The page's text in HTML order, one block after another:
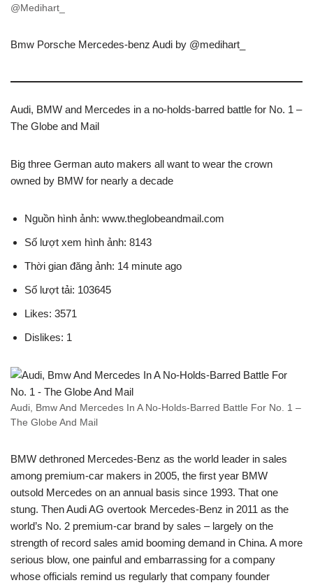
@Medihart_
Bmw Porsche Mercedes-benz Audi by @medihart_
Audi, BMW and Mercedes in a no-holds-barred battle for No. 1 –
The Globe and Mail
Big three German auto makers all want to wear the crown
owned by BMW for nearly a decade
Nguồn hình ảnh: www.theglobeandmail.com
Số lượt xem hình ảnh: 8143
Thời gian đăng ảnh: 14 minute ago
Số lượt tải: 103645
Likes: 3571
Dislikes: 1
Audi, Bmw And Mercedes In A No-Holds-Barred Battle For No. 1 –
The Globe And Mail
BMW dethroned Mercedes-Benz as the world leader in sales
among premium-car makers in 2005, the first year BMW
outsold Mercedes on an annual basis since 1993. That one
stung. Then Audi AG overtook Mercedes-Benz in 2011 as the
world’s No. 2 premium-car brand by sales – largely on the
strength of record sales amid booming demand in China. A more
serious blow, one painful and embarrassing for a company
whose officials remind us regularly that company founder